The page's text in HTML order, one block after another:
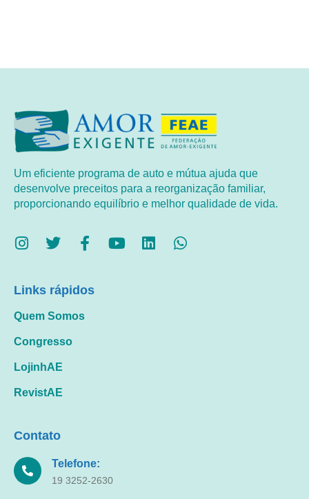
Um eficiente programa de auto e mútua ajuda que
desenvolve preceitos para a reorganização familiar,
proporcionando equilíbrio e melhor qualidade de vida.
Links rápidos
Quem Somos
Congresso
LojinhAE
RevistAE
Contato
Telefone:
19 3252-2630